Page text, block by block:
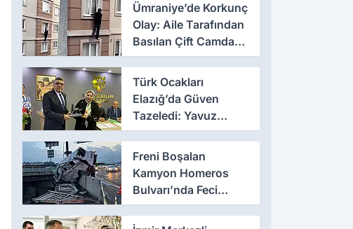
Ümraniye’de Korkunç
Olay: Aile Tarafından
Basılan Çift Camdan
Atladı
Türk Ocakları
Elazığ’da Güven
Tazeledi: Yavuz
Haykır Yeniden
Başkan
Freni Boşalan
Kamyon Homeros
Bulvarı’nda Feci
Kazaya Neden Oldu